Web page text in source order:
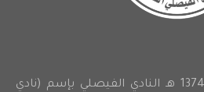
أسس شباب حرمه عام 1374 هـ النادي الفيصلي بإسم (نادي